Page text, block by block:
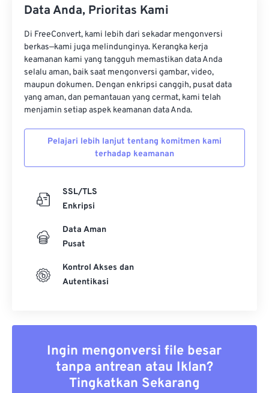
Data Anda, Prioritas Kami
Di FreeConvert, kami lebih dari sekadar mengonversi
berkas—kami juga melindunginya. Kerangka kerja
keamanan kami yang tangguh memastikan data Anda
selalu aman, baik saat mengonversi gambar, video,
maupun dokumen. Dengan enkripsi canggih, pusat data
yang aman, dan pemantauan yang cermat, kami telah
menjamin setiap aspek keamanan data Anda.
Pelajari lebih lanjut tentang komitmen kami
terhadap keamanan
SSL/TLS
Enkripsi
Data Aman
Pusat
Kontrol Akses dan
Autentikasi
Ingin mengonversi file besar
tanpa antrean atau Iklan?
Tingkatkan Sekarang